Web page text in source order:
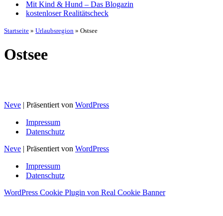
Mit Kind & Hund – Das Blogazin
kostenloser Realitätscheck
Startseite » Urlaubsregion » Ostsee
Ostsee
Neve | Präsentiert von WordPress
Impressum
Datenschutz
Neve | Präsentiert von WordPress
Impressum
Datenschutz
WordPress Cookie Plugin von Real Cookie Banner